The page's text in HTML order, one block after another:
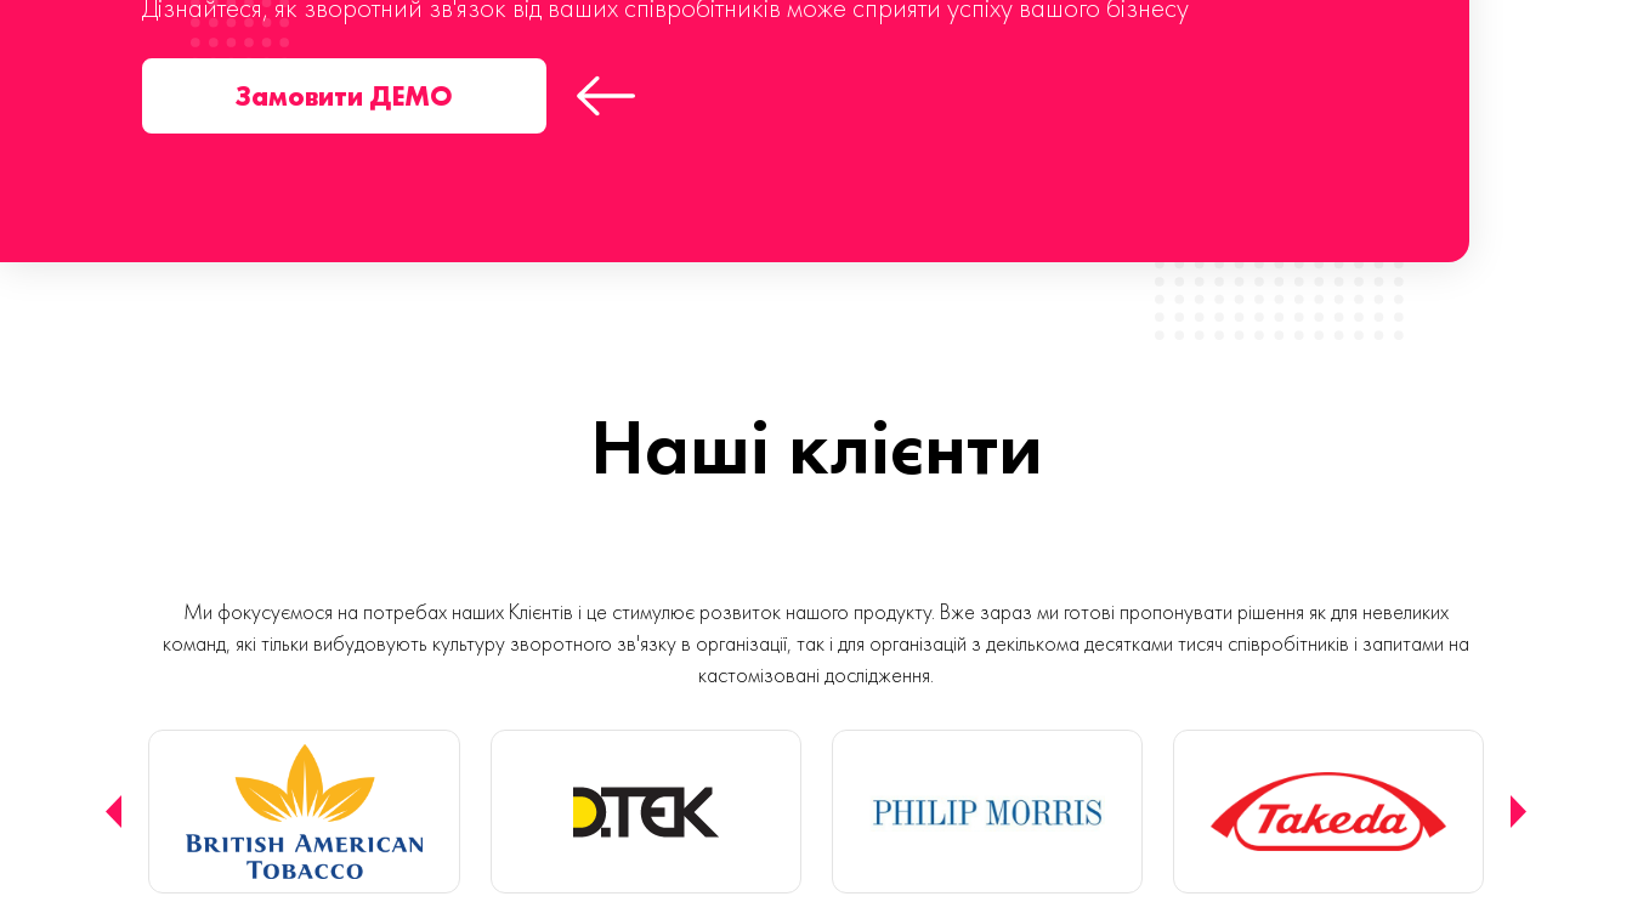
Дізнайтеся, як зворотний зв'язок від ваших співробітників може сприяти успіху вашого бізнесу
Замовити ДЕМО
Наші клієнти
Ми фокусуємося на потребах наших Клієнтів і це стимулює розвиток нашого продукту. Вже зараз ми готові пропонувати рішення як для невеликих
команд, які тільки вибудовують культуру зворотного зв'язку в організації, так і для організацій з декількома десятками тисяч співробітників і запитами на
кастомізовані дослідження.